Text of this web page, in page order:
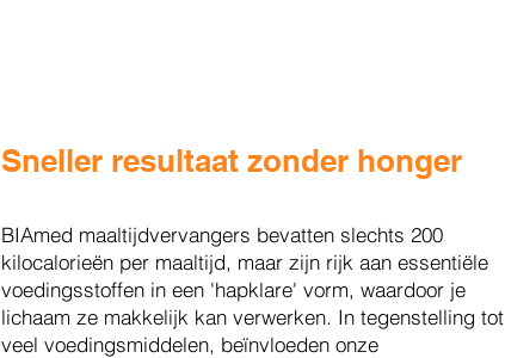
Sneller resultaat zonder honger
BIAmed maaltijdvervangers bevatten slechts 200
kilocalorieën per maaltijd, maar zijn rijk aan essentiële
voedingsstoffen in een 'hapklare' vorm, waardoor je
lichaam ze makkelijk kan verwerken. In tegenstelling tot
veel voedingsmiddelen, beïnvloeden onze